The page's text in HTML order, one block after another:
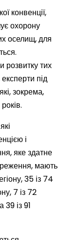
конвенції,
охорону
оселищ, для
розвитку тих
під
зокрема,
і
яке здатне
мають
35 із 74
7 із 72
із 91